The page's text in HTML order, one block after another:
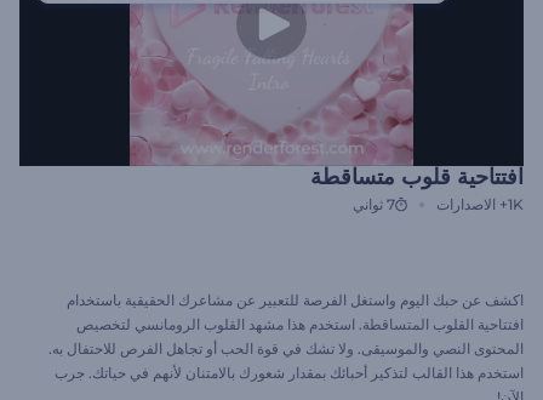
افتتاحية قلوب متساقطة
1K+ الاصدارات 7 ثواني
اكشف عن حبك اليوم واستغل الفرصة للتعبير عن مشاعرك الحقيقية باستخدام
افتتاحية القلوب المتساقطة. استخدم هذا مشهد القلوب الرومانسي لتخصيص
المحتوى النصي والموسيقى. ولا تشك في قوة الحب أو تجاهل الفرص للاحتفال به.
استخدم هذا القالب لتذكير أحبائك بمقدار شعورك بالامتنان لأنهم في حياتك. جرب